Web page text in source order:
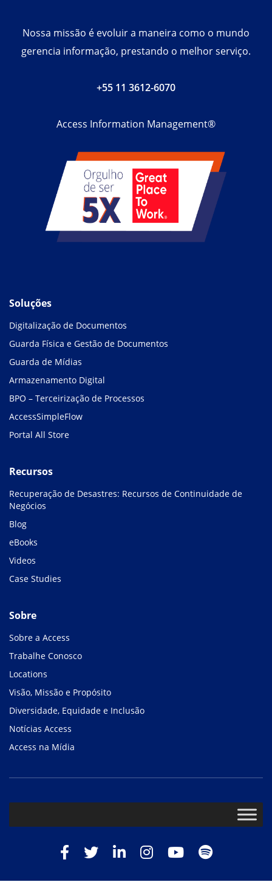
Nossa missão é evoluir a maneira como o mundo
gerencia informação, prestando o melhor serviço.
+55 11 3612-6070
Access Information Management®
Soluções
Digitalização de Documentos
Guarda Física e Gestão de Documentos
Guarda de Mídias
Armazenamento Digital
BPO – Terceirização de Processos
AccessSimpleFlow
Portal All Store
Recursos
Recuperação de Desastres: Recursos de Continuidade de
Negócios
Blog
eBooks
Videos
Case Studies
Sobre
Sobre a Access
Trabalhe Conosco
Locations
Visão, Missão e Propósito
Diversidade, Equidade e Inclusão
Notícias Access
Access na Mídia
Facebook
TwitterLinkedIn
Instagram
YoutubeSpotify